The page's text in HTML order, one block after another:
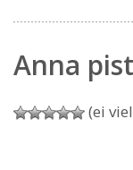
Anna
(ei